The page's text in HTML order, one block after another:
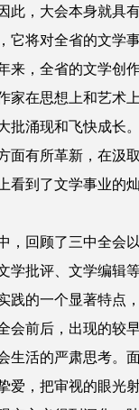
此，大会本身就具
它将对全省的文学
来，全省的文学创
家在思想上和艺术
批涌现和飞快成长
面有所革新，在汲
看到了文学事业的
回顾了三中全会
学批评、文学编辑
践的一个显著特点
会前后，出现的较
生活的严肃思考。
爱，把审视的眼光